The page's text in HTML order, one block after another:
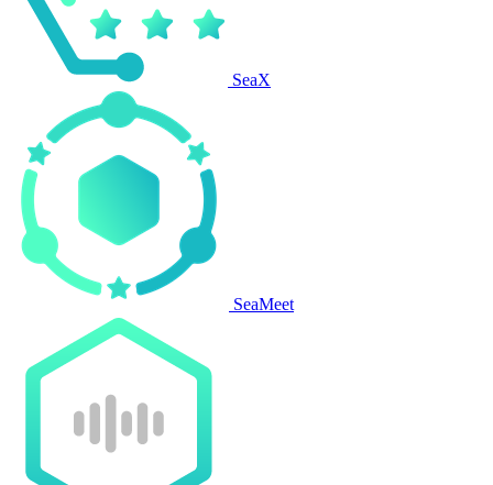
SeaX
SeaMeet